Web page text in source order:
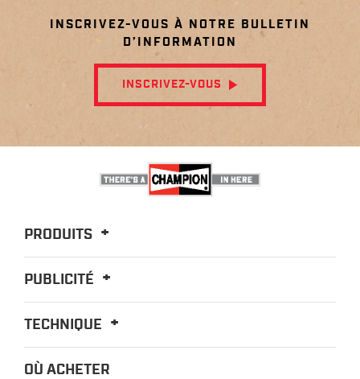
INSCRIVEZ-VOUS À NOTRE BULLETIN
D’INFORMATION
INSCRIVEZ-VOUS
PRODUITS
PUBLICITÉ
TECHNIQUE
OÙ ACHETER